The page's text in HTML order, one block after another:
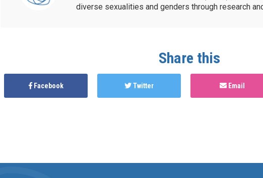
diverse sexualities and genders through research
Share this
Facebook Twitter Email